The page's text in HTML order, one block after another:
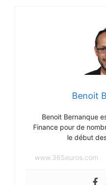
Benoit
Benoit Bernanque
Finance pour de
le début
www.365euros.com